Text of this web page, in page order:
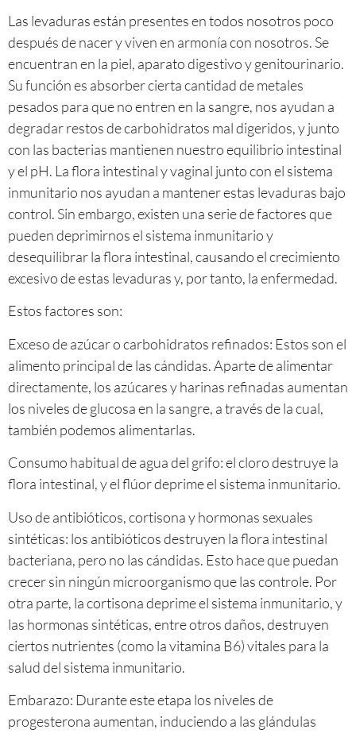
Las levaduras están presentes en todos nosotros poco
después de nacer y viven en armonía con nosotros. Se
encuentran en la piel, aparato digestivo y genitourinario.
Su función es absorber cierta cantidad de metales
pesados para que no entren en la sangre, nos ayudan a
degradar restos de carbohidratos mal digeridos, y junto
con las bacterias mantienen nuestro equilibrio intestinal
y el pH. La flora intestinal y vaginal junto con el sistema
inmunitario nos ayudan a mantener estas levaduras bajo
control. Sin embargo, existen una serie de factores que
pueden deprimirnos el sistema inmunitario y
desequilibrar la flora intestinal, causando el crecimiento
excesivo de estas levaduras y, por tanto, la enfermedad.
Estos factores son:
Exceso de azúcar o carbohidratos refinados: Estos son el
alimento principal de las cándidas. Aparte de alimentar
directamente, los azúcares y harinas refinadas aumentan
los niveles de glucosa en la sangre, a través de la cual,
también podemos alimentarlas.
Consumo habitual de agua del grifo: el cloro destruye la
flora intestinal, y el flúor deprime el sistema inmunitario.
Uso de antibióticos, cortisona y hormonas sexuales
sintéticas: los antibióticos destruyen la flora intestinal
bacteriana, pero no las cándidas. Esto hace que puedan
crecer sin ningún microorganismo que las controle. Por
otra parte, la cortisona deprime el sistema inmunitario, y
las hormonas sintéticas, entre otros daños, destruyen
ciertos nutrientes (como la vitamina B6) vitales para la
salud del sistema inmunitario.
Embarazo: Durante este etapa los niveles de
progesterona aumentan, induciendo a las glándulas